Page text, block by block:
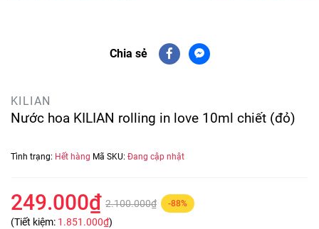
Chia sẻ
KILIAN
Nước hoa KILIAN rolling in love 10ml chiết (đỏ)
Tình trạng: Hết hàng Mã SKU: Đang cập nhật
249.000₫ 2.100.000₫ -88%
(Tiết kiệm: 1.851.000₫)